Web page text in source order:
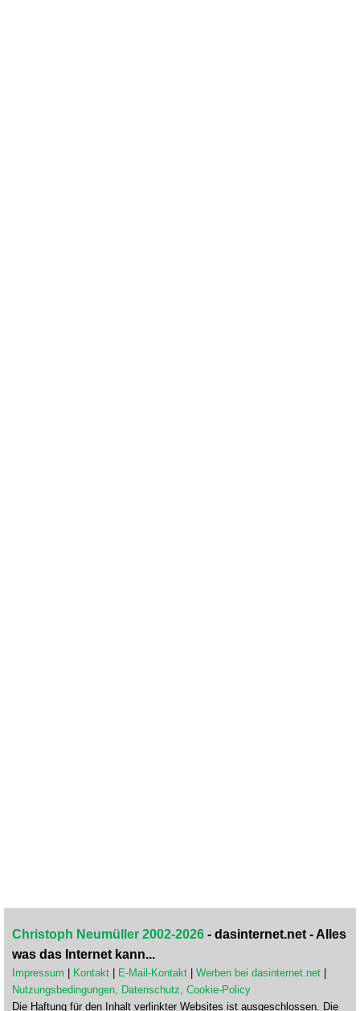
Christoph Neumüller 2002-2026 - dasinternet.net - Alles
was das Internet kann...
Impressum Kontakt E-Mail-Kontakt Werben bei dasinternet.net
Nutzungsbedingungen, Datenschutz, Cookie-Policy
Die Haftung für den Inhalt verlinkter Websites ist ausgeschlossen. Die